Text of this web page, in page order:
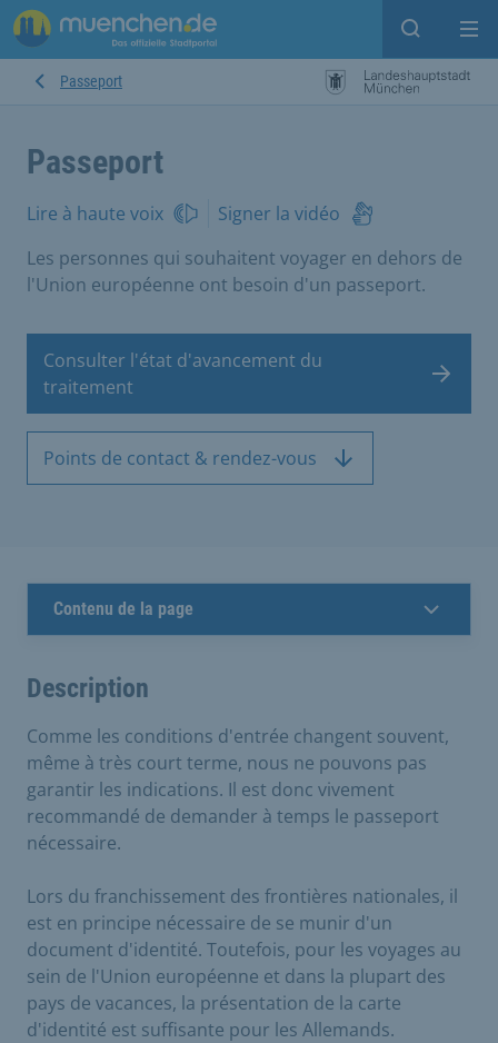
Open
Passeport
Passeport
Lire à haute voix
Signer la vidéo
Les personnes qui souhaitent voyager en dehors de
l'Union européenne ont besoin d'un passeport.
Consulter l'état d'avancement du
traitement
Points de contact & rendez-vous
Contenu de la page
Description
Comme les conditions d'entrée changent souvent,
même à très court terme, nous ne pouvons pas
garantir les indications. Il est donc vivement
recommandé de demander à temps le passeport
nécessaire.
Lors du franchissement des frontières nationales, il
est en principe nécessaire de se munir d'un
document d'identité. Toutefois, pour les voyages au
sein de l'Union européenne et dans la plupart des
pays de vacances, la présentation de la carte
d'identité est suffisante pour les Allemands.